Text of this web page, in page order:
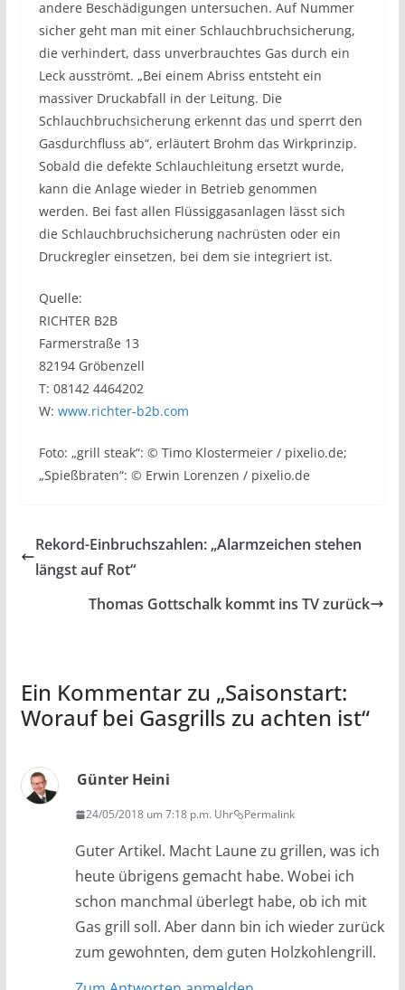
andere Beschädigungen untersuchen. Auf Nummer
sicher geht man mit einer Schlauchbruchsicherung,
die verhindert, dass unverbrauchtes Gas durch ein
Leck ausströmt. „Bei einem Abriss entsteht ein
massiver Druckabfall in der Leitung. Die
Schlauchbruchsicherung erkennt das und sperrt den
Gasdurchfluss ab“, erläutert Brohm das Wirkprinzip.
Sobald die defekte Schlauchleitung ersetzt wurde,
kann die Anlage wieder in Betrieb genommen
werden. Bei fast allen Flüssiggasanlagen lässt sich
die Schlauchbruchsicherung nachrüsten oder ein
Druckregler einsetzen, bei dem sie integriert ist.
Quelle:
RICHTER B2B
Farmerstraße 13
82194 Gröbenzell
T: 08142 4464202
W: www.richter-b2b.com
Foto: „grill steak“: © Timo Klostermeier / pixelio.de;
„Spießbraten“: © Erwin Lorenzen / pixelio.de
Rekord-Einbruchszahlen: „Alarmzeichen stehen
längst auf Rot“
Thomas Gottschalk kommt ins TV zurück
Ein Kommentar zu „Saisonstart:
Worauf bei Gasgrills zu achten ist“
Günter Heini
24/05/2018 um 7:18 p.m. Uhr Permalink
Guter Artikel. Macht Laune zu grillen, was ich
heute übrigens gemacht habe. Wobei ich
schon manchmal überlegt habe, ob ich mit
Gas grill soll. Aber dann bin ich wieder zurück
zum gewohnten, dem guten Holzkohlengrill.